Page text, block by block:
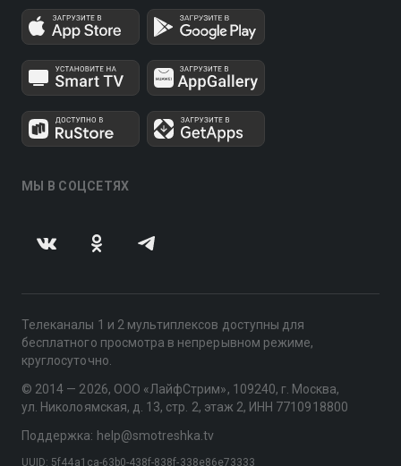
МЫ В СОЦСЕТЯХ
Телеканалы 1 и 2 мультиплексов доступны для
бесплатного просмотра в непрерывном режиме,
круглосуточно.
© 2014 — 2026, ООО «ЛайфСтрим», 109240, г. Москва,
ул. Николоямская, д. 13, стр. 2, этаж 2, ИНН 7710918800
Поддержка: help@smotreshka.tv
UUID: 5f44a1ca-63b0-438f-838f-338e86e73333